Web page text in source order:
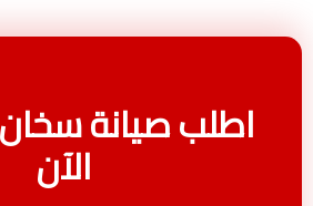
اطلب صيانة
الآن